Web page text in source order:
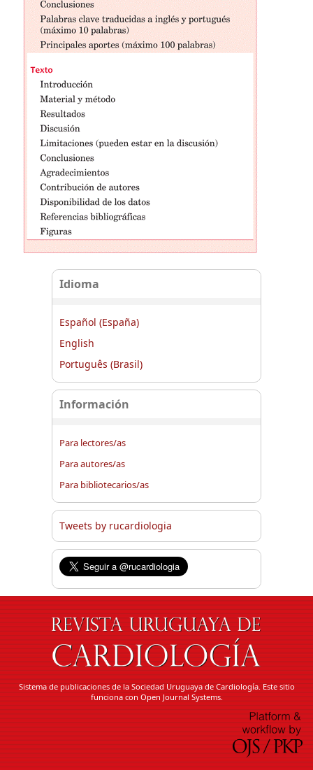
Idioma
Español (España)
English
Português (Brasil)
Información
Para lectores/as
Para autores/as
Para bibliotecarios/as
Tweets by rucardiologia
Sistema de publicaciones de laSociedad Uruguaya de Cardiología.Este sitio
funciona con Open Journal Systems.